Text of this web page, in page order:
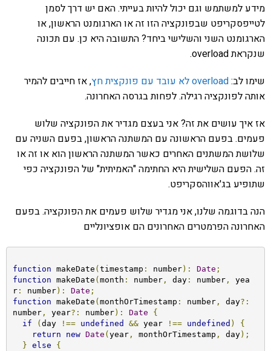
מידע למשתמש וגם יכול להיות בעייתי. האם יש דרך לסמן
לטייפסקריפט שבפונקציה הזו זה או הארגומנט הראשון, או
הארגומנט השני והשלישי ביחד? התשובה היא כן. עם תכונה
שנקראת overload.
שימו לב:overload לא עובד עם פונקצית חץ
, אז חייבים להמיר
אותה לפונקציה רגילה. לפחות בגרסה האחרונה.
אז איך עושים את זה? אני בעצם מגדיר את הפונקציה שלוש
פעמים. בפעם הראשונה עם המשתנה הראשון, בפעם השניה עם
שלושת המשתנים האחרים כאשר המשתנה הראשון הוא או זה או
זה. הפעם השלישית היא החתימה "האמיתית" של הפונקציה כפי
שתופיע בג'אווהסקריפט.
הנה בדוגמה שלנו, אני מגדיר שלוש פעמים את הפונקציה. בפעם
האחרונה הפרמטרים האחרונים הם אופציונליים
function makeDate ( timestamp : number): Date ;
function makeDate ( month : number, day: number,
yea
r: number): Date ;
function makeDate ( monthOrTimestamp : number, day?:
number, year?: number): Date
{
if
( day !== undefined && year !== undefined )
{
return
new Date ( year, monthOrTimestamp , day);
} else
{